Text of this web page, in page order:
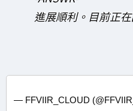
進展順利。目前正在
— FFVIIR_CLOUD